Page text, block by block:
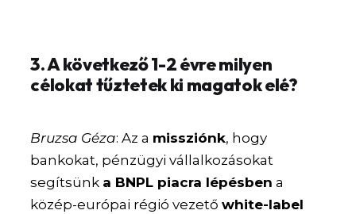
3. A következő 1-2 évre milyen
célokat tűztetek ki magatok elé?
Bruzsa Géza: Az a missziónk, hogy
bankokat, pénzügyi vállalkozásokat
segítsünk a BNPL piacra lépésben a
közép-európai régió vezetőwhite-label